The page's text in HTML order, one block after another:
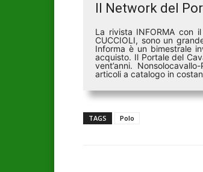
Il Network del
La rivista INFORMA con il
CUCCIOLI, sono un
Informa è un bimestrale
acquisto. Il Portale del
vent’anni.
articoli a catalogo in
TAGS Polo